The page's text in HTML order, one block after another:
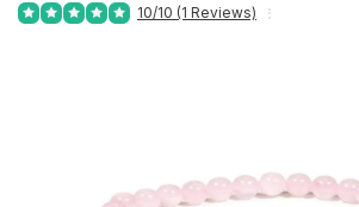
10/10 (1 Reviews)